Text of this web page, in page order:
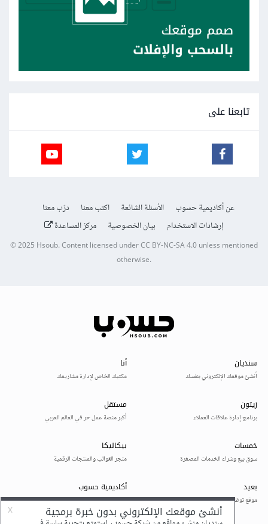
تابعنا على
عن أكاديمية حسوب الأسئلة الشائعة اكتب معنا
درّب معنا
إرشادات الاستخدام
بيان الخصوصية مركز المساعدة
© 2025Hsoub.Content licensed underCC BY-NC-SA 4.0unless mentioned
otherwise.